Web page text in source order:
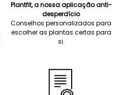
Plantfit, a nossa aplicação anti-
desperdício
Conselhos personalizados para
escolher as plantas certas para
si.